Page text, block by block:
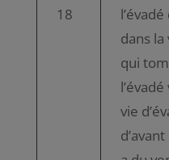
18
dans la
qui
vie